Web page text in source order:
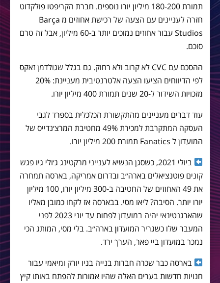
תמורת 180-200 מיליון יורו נוספים. חברת הקריפטו פולקדוט
חזרה לעניינים עם הצעה של רכישת אחוזים מ Barça
Studios עבור אחוזים נמוכים יותר ב-60 מיליון, אבל זה טרם
סוכם.
ההסכם עם CVC לא קרוב ולא רחוק. גם בגלל שגולדמן זאקס
לפי הדיווחים הציעו הצעה אלטרנטיבית מעניינת: 20%
מזכויות השידור ל-20 שנים תמורת 400 מיליון יורו.
עוד דברים מעניינים מהתקשורת הכלכלית בספרד לגבי
העסקה המתקרבת למכירת 49% מחטיבת המרצ׳נדייס של
המועדון ל Fanatics תמורת 200 מיליון יורו.
ביולי 2021, כשסגן הנשיא לענייני מרקטינג ג׳ולי גיו פגש
קונים פוטנציאלים בארה״ב ובדרום אמריקה, בארסה תמחרה
את 49 האחוזים של החטיבה ב-300 מיליון יורו, 100 מיליון
יורו יותר. הסיבה? ליאו מסי. בבארסה אז לקחו כמובן מאליו
שהארגנטינאי יהיה במועדון לפחות עד יוני 2023 לפני
המעבר שלו כשגריר המועדון בארה״ב. בלי מסי, המותג הכי
נמכר במועדון ביי פאר, הערך ירד.
בארסה כבר שכרה חברות בנייה בניו יורק ומיאמי עבור
חנויות חדשות בערים האלה שהיו אמורות להפתח באותו קיץ